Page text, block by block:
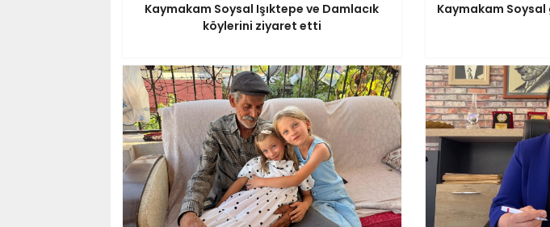
Kaymakam Soysal Işıktepe ve Damlacık
köylerini ziyaret etti
Kaymakam